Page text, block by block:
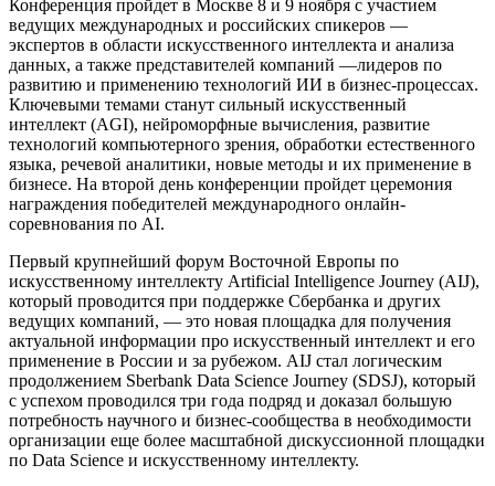
Конференция пройдет в Москве 8 и 9 ноября с участием
ведущих международных и российских спикеров —
экспертов в области искусственного интеллекта и анализа
данных, а также представителей компаний —лидеров по
развитию и применению технологий ИИ в бизнес-процессах.
Ключевыми темами станут сильный искусственный
интеллект (AGI), нейроморфные вычисления, развитие
технологий компьютерного зрения, обработки естественного
языка, речевой аналитики, новые методы и их применение в
бизнесе. На второй день конференции пройдет церемония
награждения победителей международного онлайн-
соревнования по AI.
Первый крупнейший форум Восточной Европы по
искусственному интеллекту Artificial Intelligence Journey (AIJ),
который проводится при поддержке Сбербанка и других
ведущих компаний, — это новая площадка для получения
актуальной информации про искусственный интеллект и его
применение в России и за рубежом. AIJ стал логическим
продолжением Sberbank Data Science Journey (SDSJ), который
с успехом проводился три года подряд и доказал большую
потребность научного и бизнес-сообщества в необходимости
организации еще более масштабной дискуссионной площадки
по Data Science и искусственному интеллекту.